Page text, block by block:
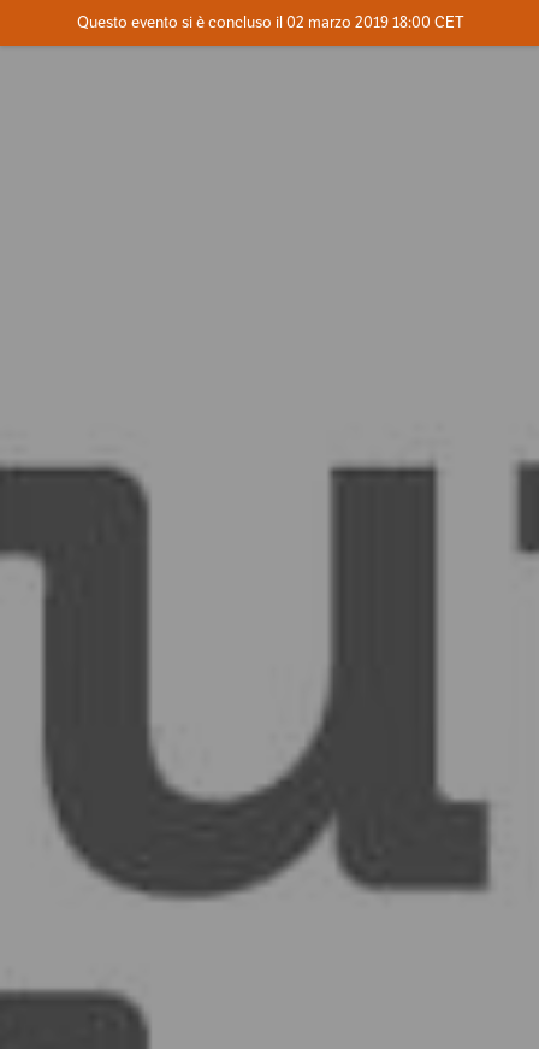
Dove
Questo evento si è concluso il 02 marzo 2019 18:00 CET